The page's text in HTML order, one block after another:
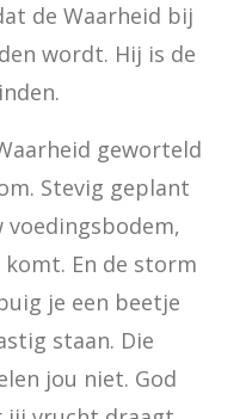
de Waarheid bij
wordt. Hij is de
geworteld
Stevig geplant
voedingsbodem,
En de storm
je een beetje
staan. Die
jou niet. God